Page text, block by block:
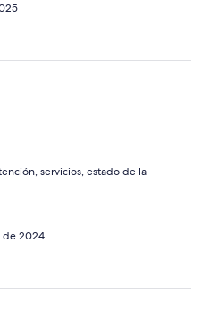
servicios, estado de la
de 2024